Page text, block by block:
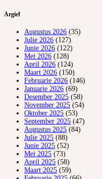
Argief
Augustus 2026 (35)
Julie 2026 (127)
Junie 2026 (122)
Mei 2026 (128)
April 2026 (124)
Maart 2026 (150)
Februarie 2026 (146)
Januarie 2026 (69)
Desember 2025 (58)
November 2025 (54)
Oktober 2025 (53)
September 2025 (47)
Augustus 2025 (84)
Julie 2025 (88)
Junie 2025 (52)
Mei 2025 (73)
April 2025 (58)
Maart 2025 (59)